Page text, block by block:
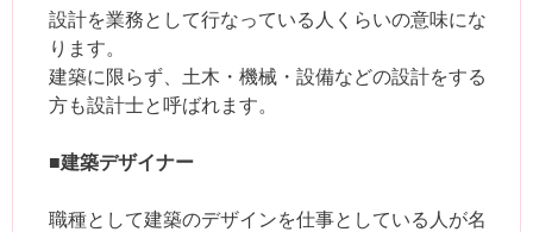
設計を業務として行なっている人くらいの意味にな
ります。
建築に限らず、土木・機械・設備などの設計をする
方も設計士と呼ばれます。
■建築デザイナー
職種として建築のデザインを仕事としている人が名